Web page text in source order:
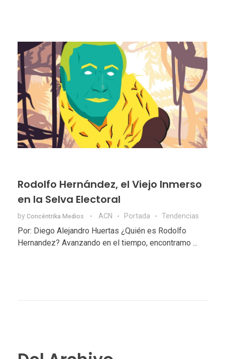
Rodolfo Hernández, el Viejo Inmerso
en la Selva Electoral
by Concéntrika Medios ACN Portada Tendencias
Por: Diego Alejandro Huertas ¿Quién es Rodolfo
Hernandez? Avanzando en el tiempo, encontramo ...